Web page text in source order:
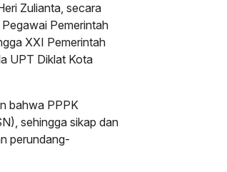
Zulianta, secara
Pemerintah
XXI Pemerintah
UPT Diklat Kota
bahwa PPPK
sehingga sikap dan
perundang-